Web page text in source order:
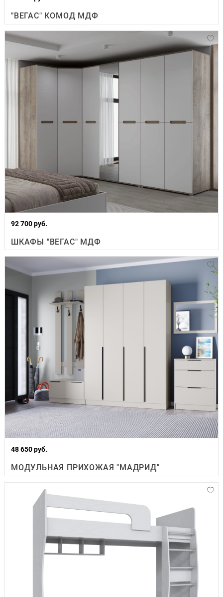
"ВЕГАС" КОМОД МДФ
92 700 руб.
ШКАФЫ "ВЕГАС" МДФ
48 650 руб.
МОДУЛЬНАЯ ПРИХОЖАЯ "МАДРИД"